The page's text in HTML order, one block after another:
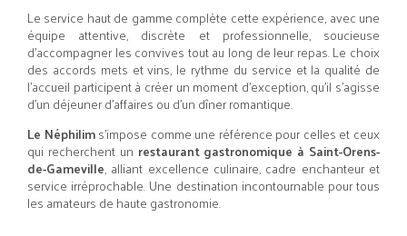
Le service haut de gamme complète cette expérience, avec une
équipe attentive, discrète et professionnelle, soucieuse
d’accompagner les convives tout au long de leur repas. Le choix
des accords mets et vins, le rythme du service et la qualité de
l’accueil participent à créer un moment d’exception, qu’il s’agisse
d’un déjeuner d’affaires ou d’un dîner romantique.
Le Néphilims’impose comme une référence pour celles et ceux
qui recherchent un restaurant gastronomique à Saint-Orens-
de-Gameville, alliant excellence culinaire, cadre enchanteur et
service irréprochable. Une destination incontournable pour tous
les amateurs de haute gastronomie.